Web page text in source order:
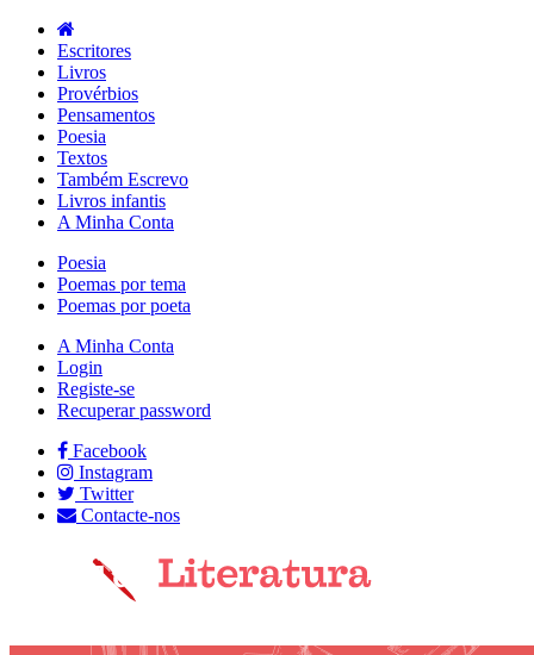
Escritores
Livros
Provérbios
Pensamentos
Poesia
Textos
Também Escrevo
Livros infantis
A Minha Conta
Poesia
Poemas por tema
Poemas por poeta
A Minha Conta
Login
Registe-se
Recuperar password
Facebook
Instagram
Twitter
Contacte-nos